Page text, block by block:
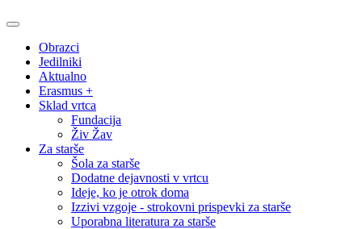
Obrazci
Jedilniki
Aktualno
Erasmus +
Sklad vrtca
Fundacija
Živ Žav
Za starše
Šola za starše
Dodatne dejavnosti v vrtcu
Ideje, ko je otrok doma
Izzivi vzgoje - strokovni prispevki za starše
Uporabna literatura za starše